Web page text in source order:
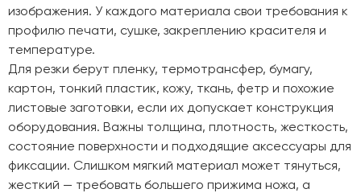
изображения. У каждого материала свои требования к
профилю печати, сушке, закреплению красителя и
температуре.
Для резки берут пленку, термотрансфер, бумагу,
картон, тонкий пластик, кожу, ткань, фетр и похожие
листовые заготовки, если их допускает конструкция
оборудования. Важны толщина, плотность, жесткость,
состояние поверхности и подходящие аксессуары для
фиксации. Слишком мягкий материал может тянуться,
жесткий — требовать большего прижима ножа, а